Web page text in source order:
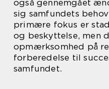
også gennemgået
sig samfundets
primære fokus er
og beskyttelse, men
opmærksomhed på
forberedelse til
samfundet.